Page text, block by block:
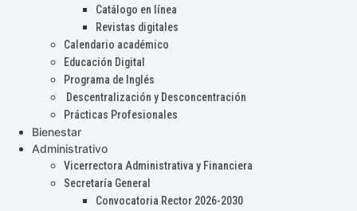
Catálogo en línea
Revistas digitales
Calendario académico
Educación Digital
Programa de Inglés
Descentralización y Desconcentración
Prácticas Profesionales
Bienestar
Administrativo
Vicerrectora Administrativa y Financiera
Secretaría General
Convocatoria Rector 2026-2030